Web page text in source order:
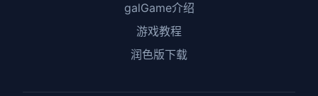
galGame介绍
游戏教程
润色版下载